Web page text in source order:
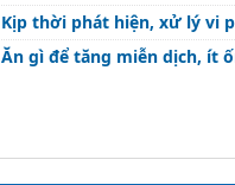
Kịp thời phát hiện, xử lý vi
Ăn gì để tăng miễn dịch, ít